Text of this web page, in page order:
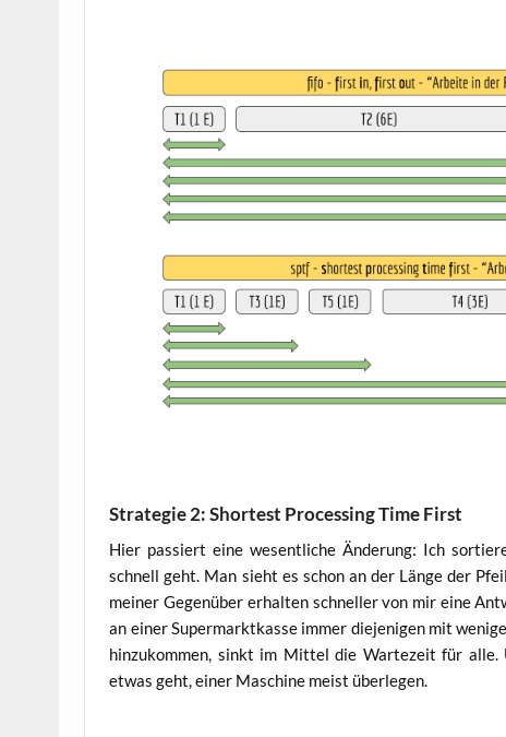
Strategie 2: Shortest Processing Time First
Hier pas­siert eine wesent­li­che Ände­rung: Ich
schnell geht. Man sieht es schon an der Län­ge der
mei­ner Gegen­über erhal­ten schnel­ler von mir eine
an einer Super­markt­kas­se immer die­je­ni­gen mit
hin­zu­kom­men, sinkt im Mit­tel die War­te­zeit für alle.
etwas geht, einer Maschi­ne meist überlegen.